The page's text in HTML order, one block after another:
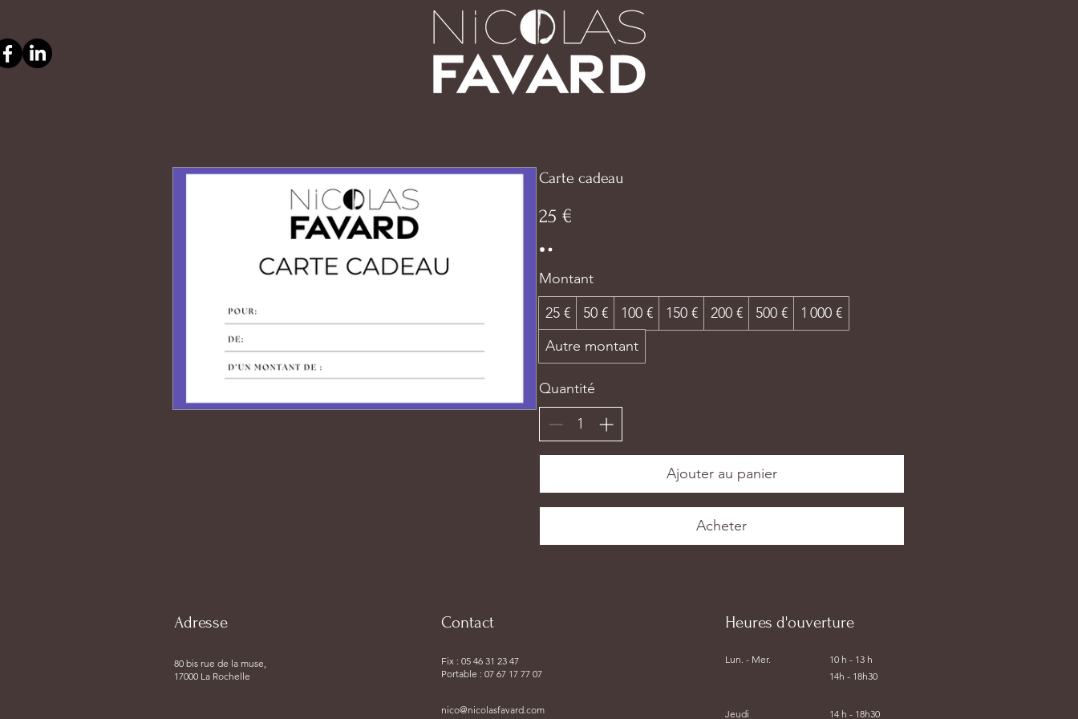
Carte cadeau
25 €
Montant
25 €
50 € 100 € 150 € 200 € 500 €
1 000 €
Autre montant
Quantité
Ajouter au panier
Acheter
Adresse
80 bis rue de la muse,
17000 La Rochelle
Contact
Fix : 05 46 31 23 47
Portable : 07 67 17 77 07
nico@nicolasfavard.com
Heures d'ouverture
Lun. - Mer.
10 h - 13 h
14h - 18h30
Jeudi 14 h - 18h30